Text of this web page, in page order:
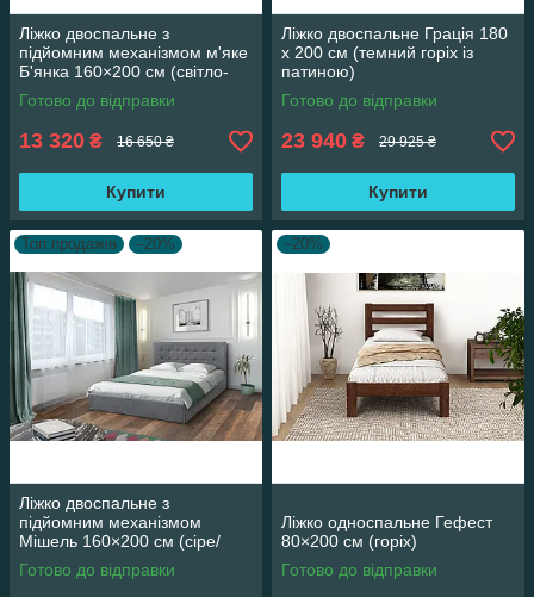
Ліжко двоспальне з
підйомним механізмом м'яке
Б'янка 160×200 см (світло-
сіре)
Готово до відправки
13 320 ₴ 16 650 ₴
Купити
Ліжко двоспальне Грація 180
х 200 см (темний горіх із
патиною)
Готово до відправки
23 940 ₴ 29 925 ₴
Купити
Топ продажів –20%
Ліжко двоспальне з
підйомним механізмом
Мішель 160×200 см (сіре/
Аляска 05)
Готово до відправки
–20%
Ліжко односпальне Гефест
80×200 см (горіх)
Готово до відправки